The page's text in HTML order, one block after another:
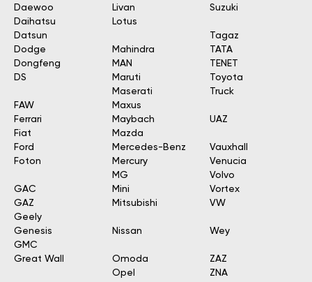
Daewoo
Daihatsu
Datsun
Dodge
Dongfeng
DS
FAW
Ferrari
Fiat
Ford
Foton
GAC
GAZ
Geely
Genesis
GMC
Great Wall
Livan
Lotus
Mahindra
MAN
Maruti
Maserati
Maxus
Maybach
Mazda
Mercedes-Benz
Mercury
MG
Mini
Mitsubishi
Nissan
Omoda
Opel
Suzuki
Tagaz
TATA
TENET
Toyota
Truck
UAZ
Vauxhall
Venucia
Volvo
Vortex
VW
Wey
ZAZ
ZNA